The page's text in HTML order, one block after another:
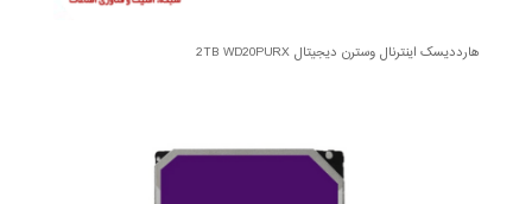
هارددیسک اینترنال وسترن دیجیتال 2TB WD20PURX